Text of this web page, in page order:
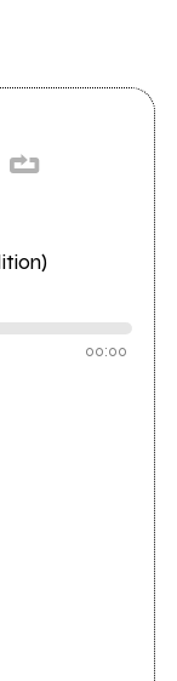
00:00